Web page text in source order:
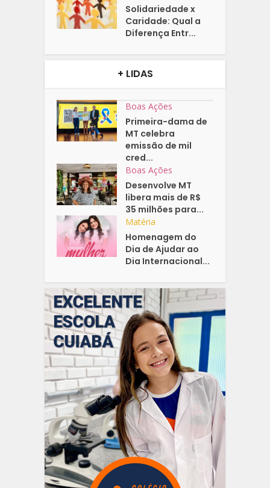
Solidariedade x
Caridade: Qual a
Diferença Entr...
+ LIDAS
Boas Ações
Primeira-dama de
MT celebra
emissão de mil
cred...
Boas Ações
Desenvolve MT
libera mais de R$
35 milhões para...
Matéria
Homenagem do
Dia de Ajudar ao
Dia Internacional...